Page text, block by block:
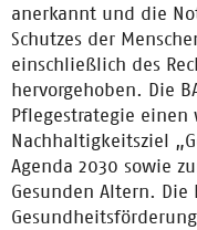
anerkannt und die
Schutzes der
einschließlich des
hervorgehoben. Die
Pflegestrategie einen
Nachhaltigkeitsziel
Agenda 2030 sowie
Gesunden Altern. Die